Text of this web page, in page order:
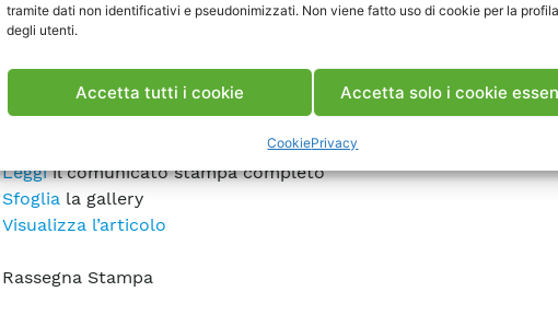
tramite dati non identificativi e pseudonimizzati. Non viene fatto uso di cookie per la
degli utenti.
Accetta tutti i cookie Accetta solo i cookie
CookiePrivacy
cambiamento che il nostro Paese è chiamato a compiere in
decarbonizzazione. La sinergia con Areti si pone in questa
lo scopo di individuare soluzioni tecnologiche
esigenze operative, di innovazione e di sostenibilità della
commentatoMaurizio Delfanti.
Leggiil comunicato stampa completo
Sfogliala gallery
Visualizza l’articolo
Rassegna Stampa